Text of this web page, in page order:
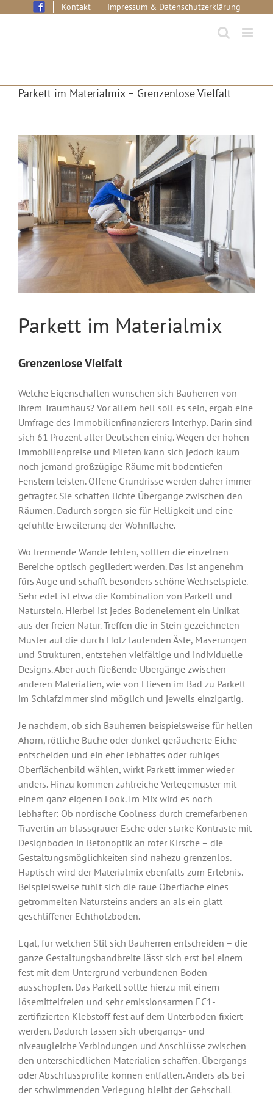
Kontakt Impressum & Datenschutzerklärung
Parkett im Materialmix – Grenzenlose Vielfalt
View
Larger
Image
Parkett im Materialmix
Grenzenlose Vielfalt
Welche Eigenschaften wünschen sich Bauherren von
ihrem Traumhaus? Vor allem hell soll es sein, ergab eine
Umfrage des Immobilienfinanzierers Interhyp. Darin sind
sich 61 Prozent aller Deutschen einig. Wegen der hohen
Immobilienpreise und Mieten kann sich jedoch kaum
noch jemand großzügige Räume mit bodentiefen
Fenstern leisten. Offene Grundrisse werden daher immer
gefragter. Sie schaffen lichte Übergänge zwischen den
Räumen. Dadurch sorgen sie für Helligkeit und eine
gefühlte Erweiterung der Wohnfläche.
Wo trennende Wände fehlen, sollten die einzelnen
Bereiche optisch gegliedert werden. Das ist angenehm
fürs Auge und schafft besonders schöne Wechselspiele.
Sehr edel ist etwa die Kombination von Parkett und
Naturstein. Hierbei ist jedes Bodenelement ein Unikat
aus der freien Natur. Treffen die in Stein gezeichneten
Muster auf die durch Holz laufenden Äste, Maserungen
und Strukturen, entstehen vielfältige und individuelle
Designs. Aber auch fließende Übergänge zwischen
anderen Materialien, wie von Fliesen im Bad zu Parkett
im Schlafzimmer sind möglich und jeweils einzigartig.
Je nachdem, ob sich Bauherren beispielsweise für hellen
Ahorn, rötliche Buche oder dunkel geräucherte Eiche
entscheiden und ein eher lebhaftes oder ruhiges
Oberflächenbild wählen, wirkt Parkett immer wieder
anders. Hinzu kommen zahlreiche Verlegemuster mit
einem ganz eigenen Look. Im Mix wird es noch
lebhafter: Ob nordische Coolness durch cremefarbenen
Travertin an blassgrauer Esche oder starke Kontraste mit
Designböden in Betonoptik an roter Kirsche – die
Gestaltungsmöglichkeiten sind nahezu grenzenlos.
Haptisch wird der Materialmix ebenfalls zum Erlebnis.
Beispielsweise fühlt sich die raue Oberfläche eines
getrommelten Natursteins anders an als ein glatt
geschliffener Echtholzboden.
Egal, für welchen Stil sich Bauherren entscheiden – die
ganze Gestaltungsbandbreite lässt sich erst bei einem
fest mit dem Untergrund verbundenen Boden
ausschöpfen. Das Parkett sollte hierzu mit einem
lösemittelfreien und sehr emissionsarmen EC1-
zertifizierten Klebstoff fest auf dem Unterboden fixiert
werden. Dadurch lassen sich übergangs- und
niveaugleiche Verbindungen und Anschlüsse zwischen
den unterschiedlichen Materialien schaffen. Übergangs-
oder Abschlussprofile können entfallen. Anders als bei
der schwimmenden Verlegung bleibt der Gehschall